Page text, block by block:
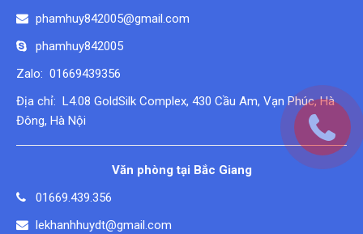
phamhuy842005@gmail.com
phamhuy842005
Zalo: 01669439356
Địa chỉ: L4.08 GoldSilk Complex, 430 Cầu Am, Vạn Phúc, Hà
Đông, Hà Nội
Văn phòng tại Bắc Giang
01669.439.356
lekhanhhuydt@gmail.com